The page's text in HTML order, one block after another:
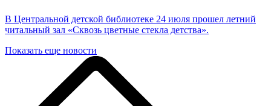
В Центральной детской библиотеке 24 июля прошел летний
читальный зал «Сквозь цветные стекла детства».
Показать еще новости